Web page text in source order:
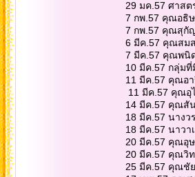
29 มค.57 ศาสต
7 กพ.57 คุณอธิ
7 กพ.57 คุณสุกั
6 มีค.57 คุณสม
7 มีค.57 คุณพนิ
10 มีค.57 กลุ่ม
11 มีค.57 คุณอ
11 มีค.57 คุณ
14 มีค.57 คุณสั
18 มีค.57 นาง
18 มีค.57 นาว
20 มีค.57 คุณอุ
20 มีค.57 คุณวิ
25 มีค.57 คุณชั